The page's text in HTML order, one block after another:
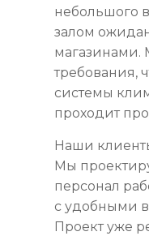
небольшого
залом
магазинами.
требования,
системы
проходит
Наши
Мы
персонал
с удобными
Проект уже